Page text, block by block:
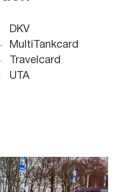
DKV
MultiTankcard
Travelcard
UTA